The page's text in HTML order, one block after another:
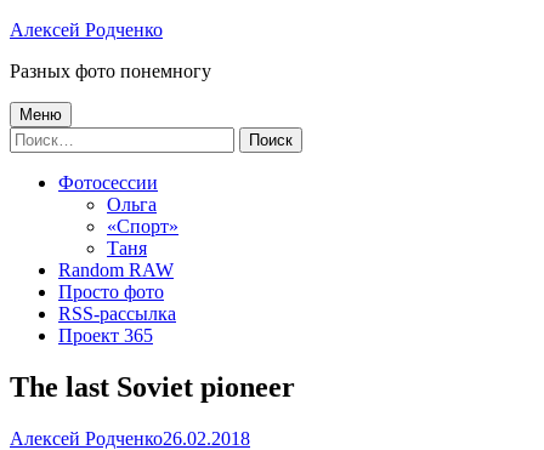
Перейти
содержимому
Алексей Родченко
Разных фото понемногу
Основное
меню
Меню
Найти:
Фотосессии
Ольга
«Спорт»
Таня
Random RAW
Просто фото
RSS-рассылка
Проект 365
The last Soviet pioneer
Автор
Алексей РодченкоОпубликовано
26.02.2018